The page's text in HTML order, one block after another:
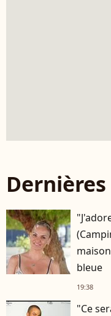
bleue
19:38
"Ce